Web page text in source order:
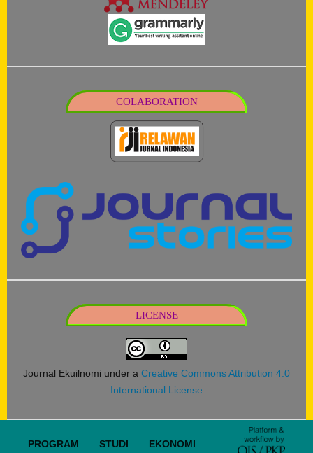
COLABORATION
LICENSE
Journal Ekuilnomi under a Creative Commons Attribution 4.0
International License
PROGRAM STUDI EKONOMI